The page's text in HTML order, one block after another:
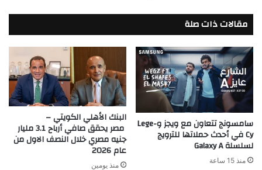
تقاريرها
للاستدامة
مقالات ذات صلة
سامسونج تتعاون مع ويجز وLege-
Cy في أحدث حملاتها للترويج
لسلسلة Galaxy A
منذ 15 ساعة
البنك الأهلي الكويتي –
مصر يحقق صافي أرباح 3.1 مليار
جنيه مصري خلال النصف الاول من
عام 2026
منذ يومين